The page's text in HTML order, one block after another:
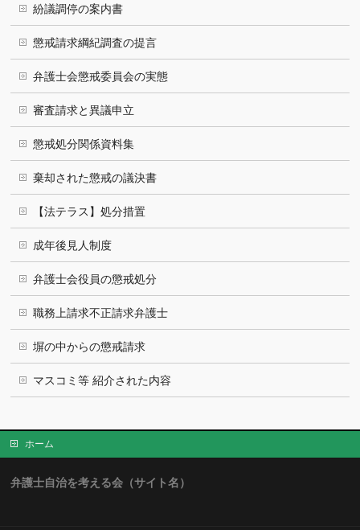
紛議調停の案内書
懲戒請求綱紀調査の提言
弁護士会懲戒委員会の実態
審査請求と異議申立
懲戒処分関係資料集
棄却された懲戒の議決書
【法テラス】処分措置
成年後見人制度
弁護士会役員の懲戒処分
職務上請求不正請求弁護士
塀の中からの懲戒請求
マスコミ等 紹介された内容
ホーム
弁護士自治を考える会（サイト名）